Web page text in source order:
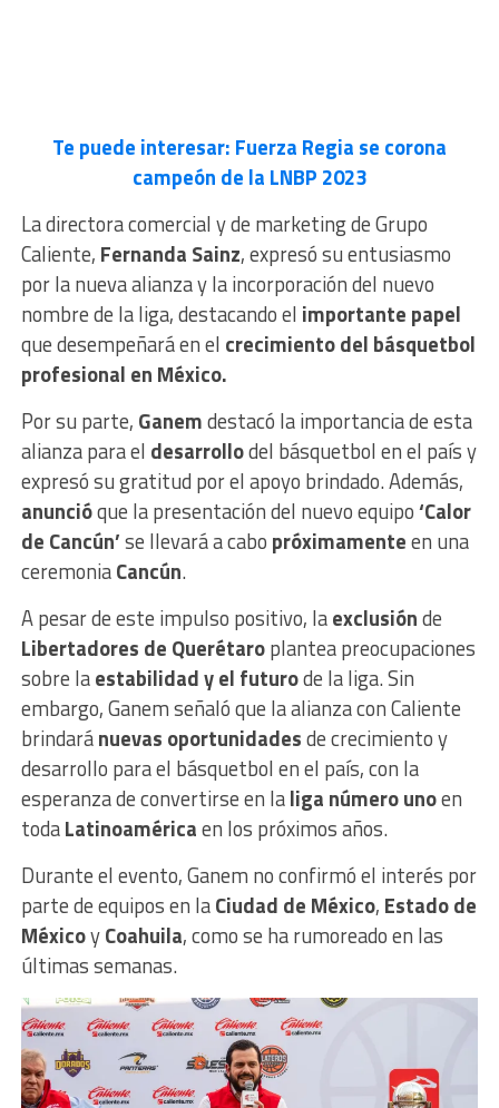
Te puede interesar: Fuerza Regia se corona
campeón de la LNBP 2023
La directora comercial y de marketing de Grupo
Caliente, Fernanda Sainz, expresó su entusiasmo
por la nueva alianza y la incorporación del nuevo
nombre de la liga, destacando el importante papel
que desempeñará en el crecimiento del básquetbol
profesional en México.
Por su parte, Ganemdestacó la importancia de esta
alianza para el desarrollodel básquetbol en el país y
expresó su gratitud por el apoyo brindado. Además,
anuncióque la presentación del nuevo equipo‘Calor
de Cancún’se llevará a cabo próximamenteen una
ceremoniaCancún.
A pesar de este impulso positivo, laexclusiónde
Libertadores de Querétaroplantea preocupaciones
sobre laestabilidad y el futurode la liga. Sin
embargo, Ganem señaló que la alianza con Caliente
brindaránuevas oportunidadesde crecimiento y
desarrollo para el básquetbol en el país, con la
esperanza de convertirse en laliga número unoen
todaLatinoaméricaen los próximos años.
Durante el evento, Ganem no confirmó el interés por
parte de equipos en laCiudad de México, Estado de
MéxicoyCoahuila, como se ha rumoreado en las
últimas semanas.